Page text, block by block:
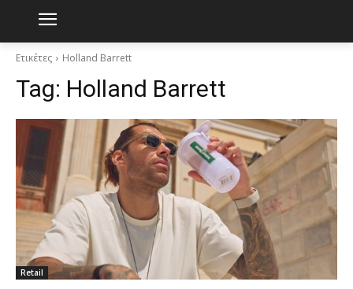
Ετικέτες Holland Barrett
Tag: Holland Barrett
Retail